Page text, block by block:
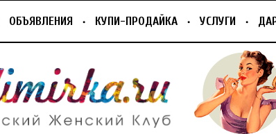
ОБЪЯВЛЕНИЯ КУПИ-ПРОДАЙКА УСЛУГИ